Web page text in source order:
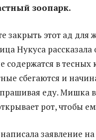
зоопарк.
закрыть этот ад
Нукуса рассказала
содержатся в тесных
сбегаются и
еду. Мишка
рот, чтобы
заявление